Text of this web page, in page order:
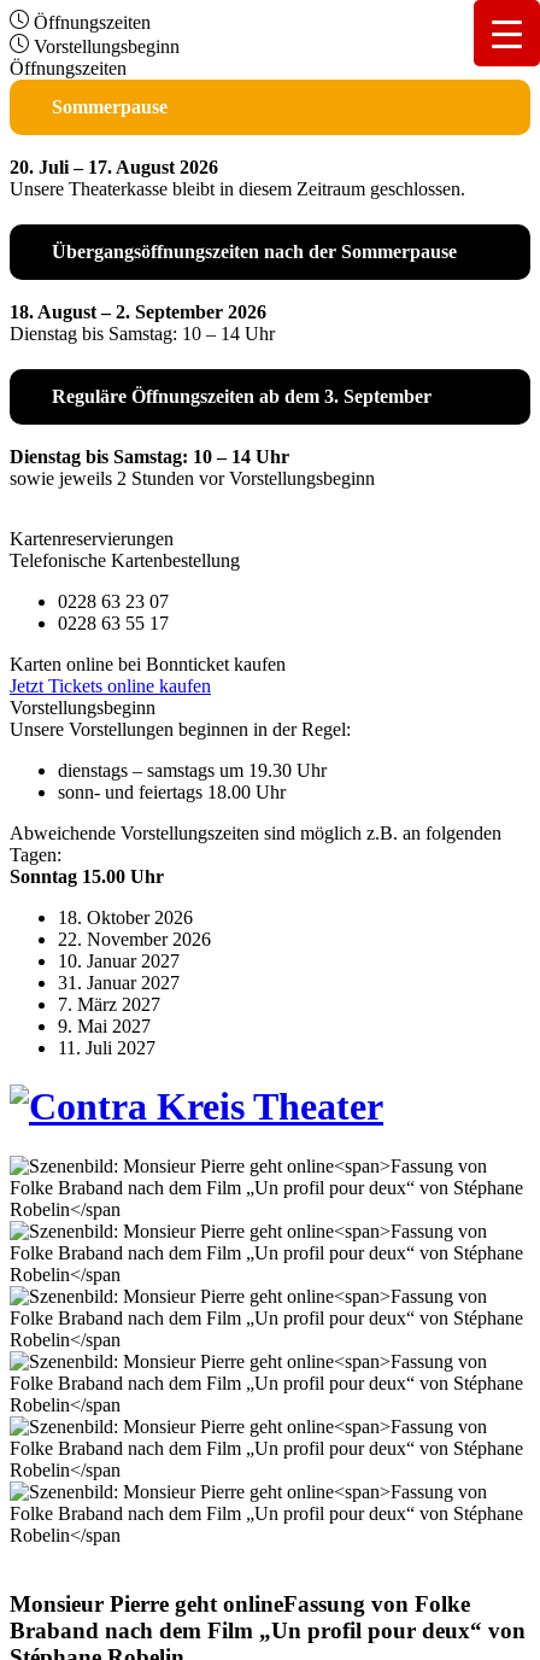
Öffnungszeiten
Vorstellungsbeginn
Öffnungszeiten
Sommerpause
20. Juli – 17. August 2026
Unsere Theaterkasse bleibt in diesem Zeitraum geschlossen.
Übergangsöffnungszeiten nach der Sommerpause
18. August – 2. September 2026
Dienstag bis Samstag: 10 – 14 Uhr
Reguläre Öffnungszeiten ab dem 3. September
Dienstag bis Samstag: 10 – 14 Uhr
sowie jeweils 2 Stunden vor Vorstellungsbeginn
Kartenreservierungen
Telefonische Kartenbestellung
0228 63 23 07
0228 63 55 17
Karten online bei Bonnticket kaufen
Jetzt Tickets online kaufen
Vorstellungsbeginn
Unsere Vorstellungen beginnen in der Regel:
dienstags – samstags um 19.30 Uhr
sonn- und feiertags 18.00 Uhr
Abweichende Vorstellungszeiten sind möglich z.B. an folgenden
Tagen:
Sonntag 15.00 Uhr
18. Oktober 2026
22. November 2026
10. Januar 2027
31. Januar 2027
7. März 2027
9. Mai 2027
11. Juli 2027
Monsieur Pierre geht onlineFassung von Folke
Braband nach dem Film „Un profil pour deux“ von